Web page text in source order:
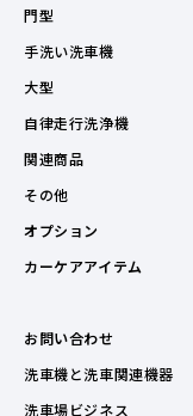
門型
手洗い洗車機
大型
自律走行洗浄機
関連商品
その他
オプション
カーケアアイテム
お問い合わせ
洗車機と洗車関連機器
洗車場ビジネス